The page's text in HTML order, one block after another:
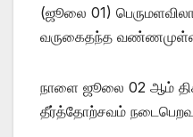
(ஜூலை 01)
வருகைதந்த
நாளை ஜூலை 02 ஆம்
தீர்த்தோற்சவம்